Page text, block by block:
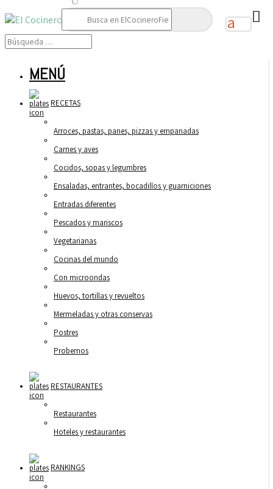
Buscar:
MENÚ
RECETAS
Arroces, pastas, panes, pizzas y empanadas
Carnes y aves
Cocidos, sopas y legumbres
Ensaladas, entrantes, bocadillos y guarniciones
Entradas diferentes
Pescados y mariscos
Vegetarianas
Cocinas del mundo
Con microondas
Huevos, tortillas y revueltos
Mermeladas y otras conservas
Postres
Probemos
RESTAURANTES
Restaurantes
Hoteles y restaurantes
RANKINGS